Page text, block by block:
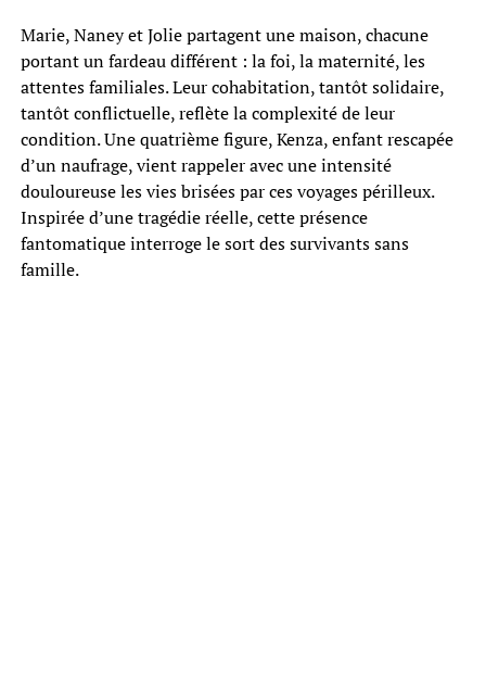
Marie, Naney et Jolie partagent une maison, chacune
portant un fardeau différent : la foi, la maternité, les
attentes familiales. Leur cohabitation, tantôt solidaire,
tantôt conflictuelle, reflète la complexité de leur
condition. Une quatrième figure, Kenza, enfant rescapée
d’un naufrage, vient rappeler avec une intensité
douloureuse les vies brisées par ces voyages périlleux.
Inspirée d’une tragédie réelle, cette présence
fantomatique interroge le sort des survivants sans
famille.